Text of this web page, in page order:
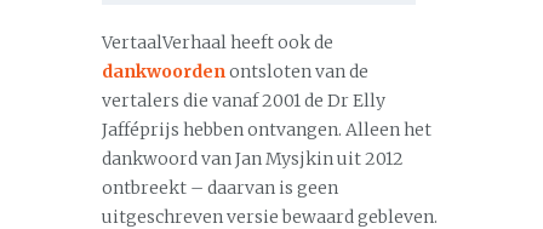
VertaalVerhaal heeft ook de
dankwoordenontsloten van de
vertalers die vanaf 2001 de Dr Elly
Jafféprijs hebben ontvangen. Alleen het
dankwoord van Jan Mysjkin uit 2012
ontbreekt – daarvan is geen
uitgeschreven versie bewaard gebleven.